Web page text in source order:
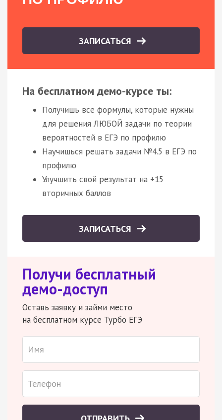
ЗАПИСАТЬСЯ
На бесплатном демо-курсе ты:
Получишь все формулы, которые нужны
для решения ЛЮБОЙ задачи по теории
вероятностей в ЕГЭ по профилю
Научишься решать задачи №4.5 в ЕГЭ по
профилю
Улучшить свой результат на +15
вторичных баллов
ЗАПИСАТЬСЯ
Получи бесплатный
демо-доступ
Оставь заявку и займи место
на бесплатном курсе Турбо ЕГЭ